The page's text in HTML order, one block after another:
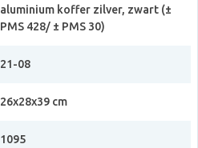
aluminium koffer zilver, zwart (±
PMS 428/ ± PMS 30)
21-08
26x28x39 cm
1095